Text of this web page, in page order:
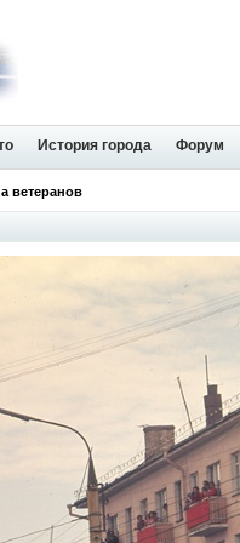
История города Форум
ветеранов